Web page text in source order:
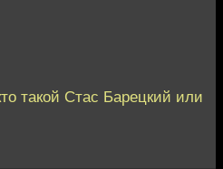
такой Стас Барецкий или